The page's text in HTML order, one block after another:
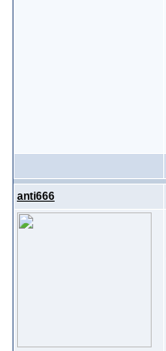
anti666